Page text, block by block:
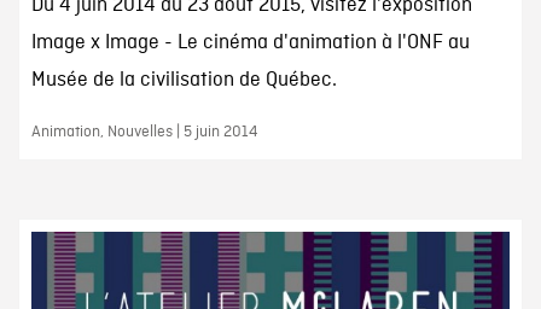
Du 4 juin 2014 au 23 aout 2015, visitez l'exposition
Image x Image - Le cinéma d'animation à l'ONF au
Musée de la civilisation de Québec.
Animation, Nouvelles | 5 juin 2014